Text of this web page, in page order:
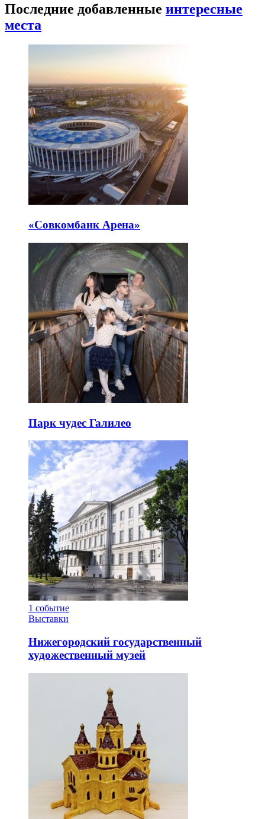
Последние добавленные интересные
места
«Совкомбанк Арена⁠»
Парк чудес Галилео
1 событие
Выставки
Нижегородский государственный
художественный музей